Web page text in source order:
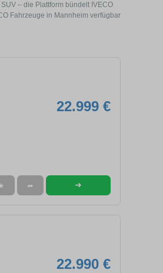
– die Plattform bündelt IVECO
Fahrzeuge in Mannheim verfügbar
22.999 €
➦ ➜
22.990 €